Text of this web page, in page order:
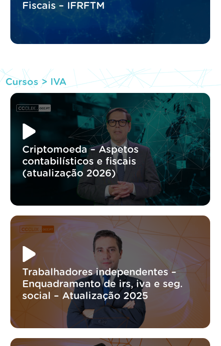
Fiscais – IFRFTM
Cursos > IVA
Criptomoeda – Aspetos
contabilísticos e fiscais
(atualização 2026)
Trabalhadores independentes –
Enquadramento de irs, iva e seg.
social – Atualização 2025